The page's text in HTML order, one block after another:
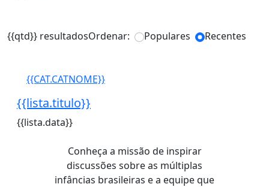
{{qtd}} resultadosOrdenar: Populares Recentes
{{CAT.CATNOME}}
{{lista.titulo}}
{{lista.data}}
Conheça a missão de inspirar
discussões sobre as múltiplas
infâncias brasileiras e a equipe que